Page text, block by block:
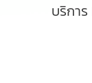
บริกา